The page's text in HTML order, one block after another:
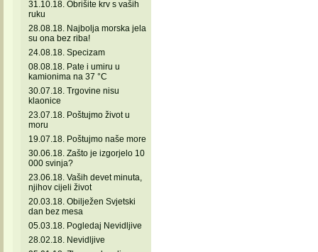
31.10.18. Obrišite krv s vaših
ruku
28.08.18. Najbolja morska jela
su ona bez riba!
24.08.18. Specizam
08.08.18. Pate i umiru u
kamionima na 37 °C
30.07.18. Trgovine nisu
klaonice
23.07.18. Poštujmo život u
moru
19.07.18. Poštujmo naše more
30.06.18. Zašto je izgorjelo 10
000 svinja?
23.06.18. Vaših devet minuta,
njihov cijeli život
20.03.18. Obilježen Svjetski
dan bez mesa
05.03.18. Pogledaj Nevidljive
28.02.18. Nevidljive